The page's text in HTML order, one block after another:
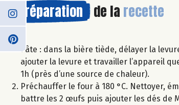
Préparation de la recette
Pâte : dans la bière tiède, délayer la
ajouter la levure et travailler l’appareil
1h (près d’une source de chaleur).
Préchauffer le four à 180 °C. Nettoyer,
battre les 2 œufs puis ajouter les dés de